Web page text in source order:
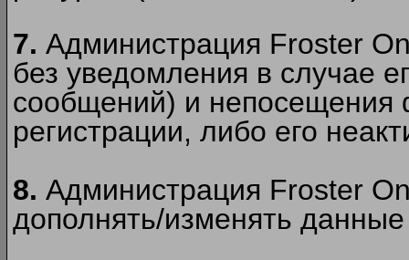
7. Администрация Froster
без уведомления в случае
сообщений) и непосещения
регистрации, либо его
8. Администрация Froster
дополнять/изменять